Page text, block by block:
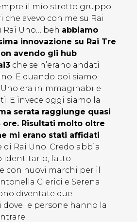
il mio stretto gruppo
avevo con me su Rai
Rai Uno… beh abbiamo
innovazione su Rai Tre
avendo gli hub
che se n’erano andati
E quando poi siamo
Uno era inimmaginabile
E invece oggi siamo la
serata raggiunge quasi
ore. Risultati molto oltre
mi erano stati affidati
Rai Uno. Credo abbia
identitario, fatto
con nuovi marchi per il
Clerici e Serena
diventate due
le persone hanno la